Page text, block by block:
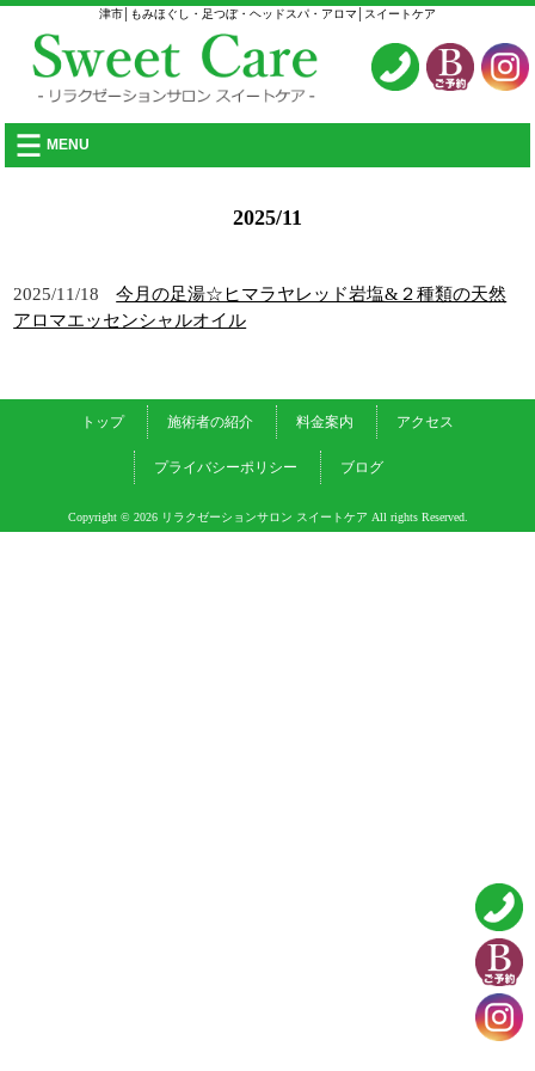
津市│もみほぐし・足つぼ・ヘッドスパ・アロマ│スイートケア
MENU
2025/11
2025/11/18
今月の足湯☆ヒマラヤレッド岩塩&２種類の天然
アロマエッセンシャルオイル
トップ 施術者の紹介 料金案内 アクセス
プライバシーポリシー ブログ
Copyright © 2026 リラクゼーションサロン スイートケア All rights Reserved.